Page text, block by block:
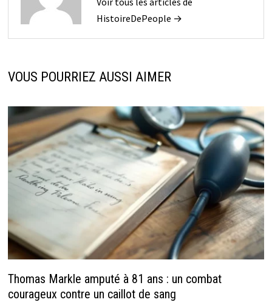
HistoireDePeople →
VOUS POURRIEZ AUSSI AIMER
Thomas Markle amputé à 81 ans : un combat
courageux contre un caillot de sang